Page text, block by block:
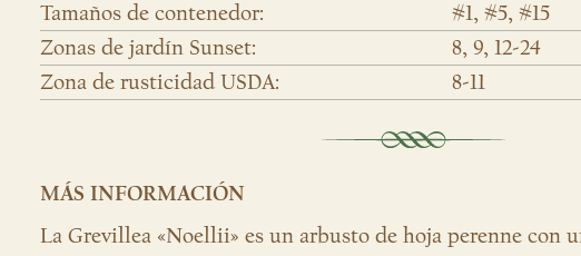
Tamaños de contenedor:
#1, #5, #15
Zonas de jardín Sunset:
8, 9, 12-24
Zona de rusticidad USDA:
8-11
MÁS INFORMACIÓN
La Grevillea «Noellii» es un arbusto de hoja perenne con